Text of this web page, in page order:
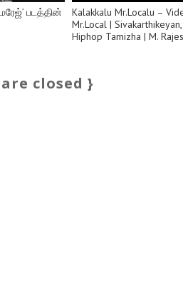
படத்தின்
Kalakkalu Mr.Localu –
Mr.Local |
Hiphop Tamizha | M.
closed }